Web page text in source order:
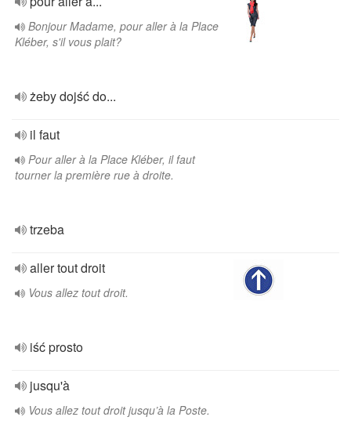
Bonjour Madame, pour aller à la Place
Kléber, s'il vous plait?
żeby dojść do...
il faut
Pour aller à la Place Kléber, il faut
tourner la première rue à droite.
trzeba
aller tout droit
Vous allez tout droit.
iść prosto
jusqu'à
Vous allez tout droit jusqu’à la Poste.